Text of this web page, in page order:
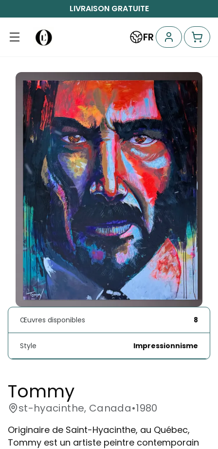
LIVRAISON GRATUITE
FR
Œuvres disponibles 8
Style Impressionnisme
Tommy
st-hyacinthe, Canada•1980
Originaire de Saint-Hyacinthe, au Québec,
Tommy est un artiste peintre contemporain